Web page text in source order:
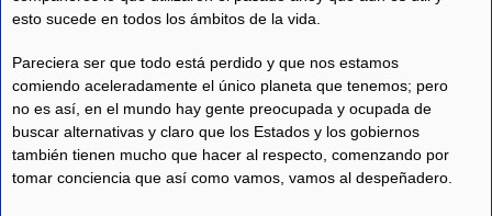
esto sucede en todos los ámbitos de la vida.
Pareciera ser que todo está perdido y que nos estamos
comiendo aceleradamente el único planeta que tenemos; pero
no es así, en el mundo hay gente preocupada y ocupada de
buscar alternativas y claro que los Estados y los gobiernos
también tienen mucho que hacer al respecto, comenzando por
tomar conciencia que así como vamos, vamos al despeñadero.